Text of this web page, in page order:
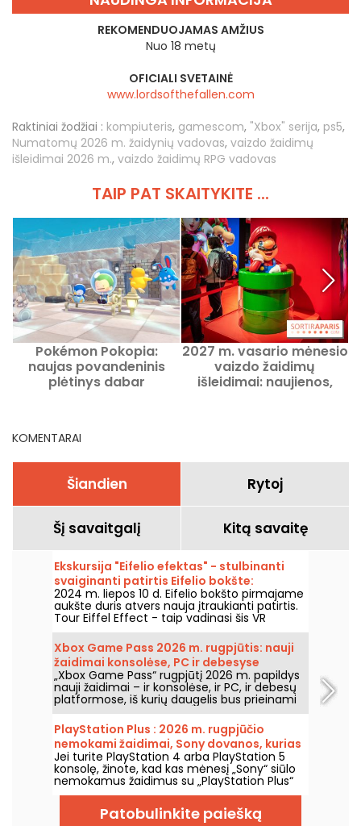
REKOMENDUOJAMAS AMŽIUS
Nuo 18 metų
OFICIALI SVETAINĖ
www.lordsofthefallen.com
Raktiniai žodžiai : kompiuteris, gamescom, "Xbox" serija, ps5,
Numatomų 2026 m. žaidynių vadovas, vaizdo žaidimų
išleidimai 2026 m., vaizdo žaidimų RPG vadovas
TAIP PAT SKAITYKITE ...
Pokémon Pokopia:
naujas povandeninis
plėtinys dabar
2027 m. vasario mėnesio
vaizdo žaidimų
išleidimai: naujienos,
KOMENTARAI
Šiandien Rytoj
Šį savaitgalį Kitą savaitę
Ekskursija "Eifelio efektas" - stulbinanti
svaiginanti patirtis Eifelio bokšte:
nemokamas kuponas
2024 m. liepos 10 d. Eifelio bokšto pirmajame
aukšte duris atvers nauja įtraukianti patirtis.
Tour Eiffel Effect - taip vadinasi šis VR
komandinis žaidimas, kuriame dalyvausite
fantastiškame nuotykyje - atstatysite Eifelio
bokštą ir skraidysite aplink jį paskutinę,
kulminacinę akimirką. Gera žinia ta, kad
atidarymo dieną nuo liepos 10 iki 22 d.
visiems, turintiems bilietą pakilti į viršų, jis yra
nemokamas.
Xbox Game Pass 2026 m. rugpjūtis: nauji
žaidimai konsolėse, PC ir debesyse
„Xbox Game Pass“ rugpjūtį 2026 m. papildys
nauji žaidimai – ir konsolėse, ir PC, ir debesų
platformose, iš kurių daugelis bus prieinami
iš karto nuo jų išleidimo. Štai pagrindiniai
papildymai, kuriuos Microsoft paskelbė
prenumeratoriams.
PlayStation Plus : 2026 m. rugpjūčio
nemokami žaidimai, Sony dovanos, kurias
tikrai norėsite nepraleisti
Jei turite PlayStation 4 arba PlayStation 5
konsolę, žinote, kad kas mėnesį „Sony“ siūlo
nemokamus žaidimus su „PlayStation Plus“
prenumerata. Taigi, kokie žaidimai bus
dovanojami rugpjūčio 2026 metų mėnesiui?
Susipažinkite su šio mėnesio atranka.
Patobulinkite paiešką